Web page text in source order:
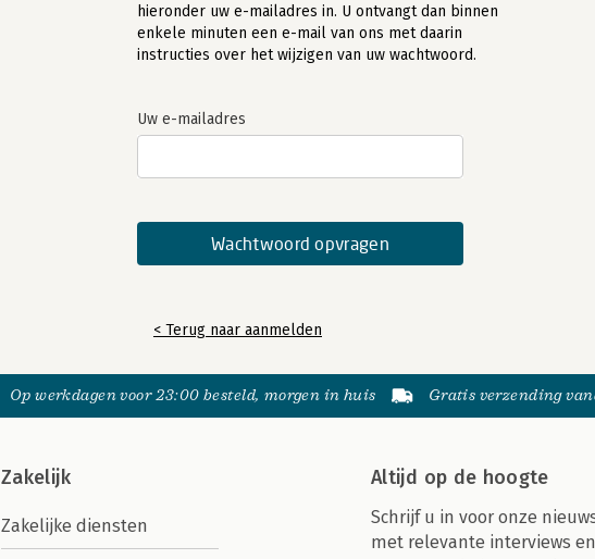
hieronder uw e-mailadres in. U ontvangt dan binnen
enkele minuten een e-mail van ons met daarin
instructies over het wijzigen van uw wachtwoord.
Uw e-mailadres
< Terug naar aanmelden
Op werkdagen voor 23:00 besteld, morgen in huis Gratis verzending
Zakelijk
Zakelijke diensten
Altijd op de hoogte
Schrijf u in voor onze
met relevante interviews